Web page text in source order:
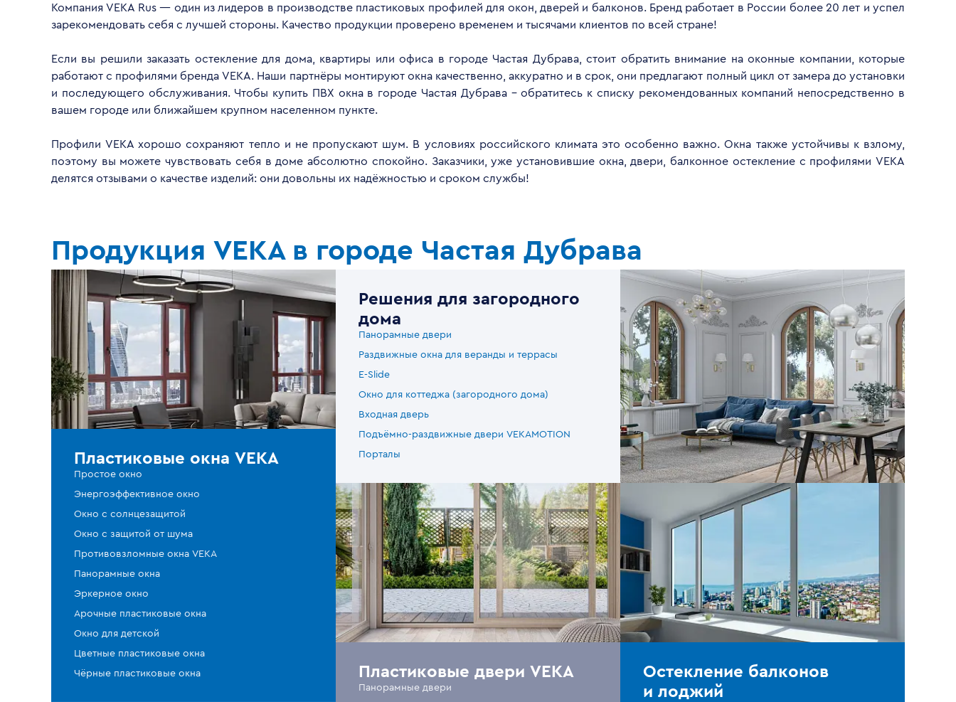
Компания VEKA Rus — один из лидеров в производстве пластиковых профилей для окон, дверей и балконов. Бренд работает в России более 20 лет и успел
зарекомендовать себя с лучшей стороны. Качество продукции проверено временем и тысячами клиентов по всей стране!
Если вы решили заказать остекление для дома, квартиры или офиса в городе Частая Дубрава, стоит обратить внимание на оконные компании, которые
работают с профилями бренда VEKA. Наши партнёры монтируют окна качественно, аккуратно и в срок, они предлагают полный цикл от замера до установки
и последующего обслуживания. Чтобы купить ПВХ окна в городе Частая Дубрава - обратитесь к списку рекомендованных компаний непосредственно в
вашем городе или ближайшем крупном населенном пункте.
Профили VEKA хорошо сохраняют тепло и не пропускают шум. В условиях российского климата это особенно важно. Окна также устойчивы к взлому,
поэтому вы можете чувствовать себя в доме абсолютно спокойно. Заказчики, уже установившие окна, двери, балконное остекление с профилями VEKA
делятся отзывами о качестве изделий: они довольны их надёжностью и сроком службы!
Продукция VEKA в городе Частая Дубрава
Пластиковые окна VEKA
Простое окно
Энергоэффективное окно
Окно с солнцезащитой
Окно с защитой от шума
Противовзломные окна VEKA
Панорамные окна
Эркерное окно
Арочные пластиковые окна
Окно для детской
Цветные пластиковые окна
Чёрные пластиковые окна
Решения для загородного
дома
Панорамные двери
Раздвижные окна для веранды и террасы
E-Slide
Окно для коттеджа (загородного дома)
Входная дверь
Подъёмно-раздвижные двери VEKAMOTION
Порталы
Пластиковые двери VEKA
Панорамные двери
Остекление балконов
и лоджий